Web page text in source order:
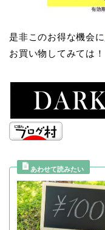
是非このお得な機会に
お買い物してみては！